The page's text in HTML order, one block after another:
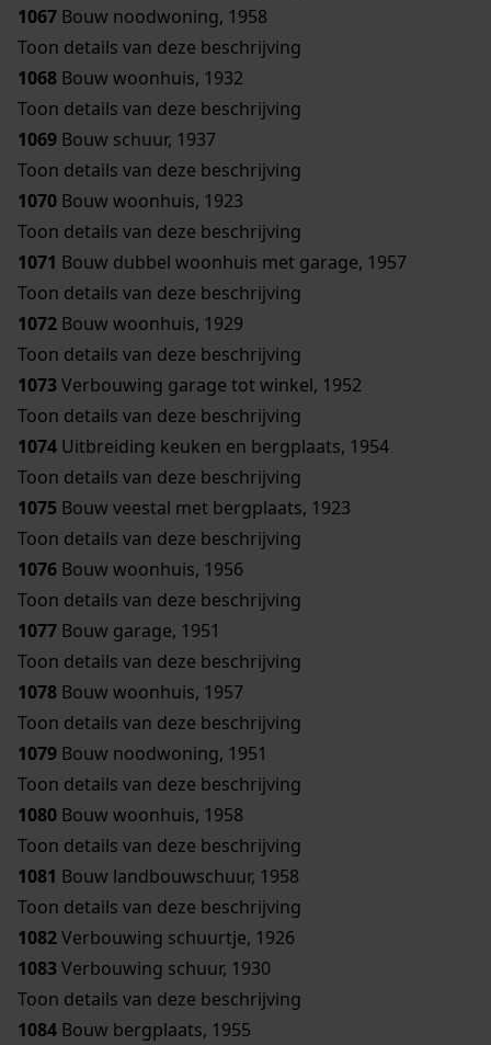
1067 Bouw noodwoning, 1958
Toon details van deze beschrijving
1068 Bouw woonhuis, 1932
Toon details van deze beschrijving
1069 Bouw schuur, 1937
Toon details van deze beschrijving
1070 Bouw woonhuis, 1923
Toon details van deze beschrijving
1071 Bouw dubbel woonhuis met garage, 1957
Toon details van deze beschrijving
1072 Bouw woonhuis, 1929
Toon details van deze beschrijving
1073Verbouwing garage tot winkel, 1952
Toon details van deze beschrijving
1074 Uitbreiding keuken en bergplaats, 1954
Toon details van deze beschrijving
1075 Bouw veestal met bergplaats, 1923
Toon details van deze beschrijving
1076 Bouw woonhuis, 1956
Toon details van deze beschrijving
1077 Bouw garage, 1951
Toon details van deze beschrijving
1078 Bouw woonhuis, 1957
Toon details van deze beschrijving
1079 Bouw noodwoning, 1951
Toon details van deze beschrijving
1080 Bouw woonhuis, 1958
Toon details van deze beschrijving
1081 Bouw landbouwschuur, 1958
Toon details van deze beschrijving
1082Verbouwing schuurtje, 1926
1083Verbouwing schuur, 1930
Toon details van deze beschrijving
1084 Bouw bergplaats, 1955